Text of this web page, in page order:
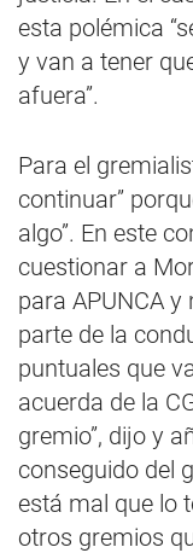
esta polémica
y van a tener
afuera”.
Para el
continuar”
algo”. En este
cuestionar a
para APUNCA
parte de la
puntuales que
acuerda de la
gremio”, dijo y
conseguido del
está mal que lo
otros gremios